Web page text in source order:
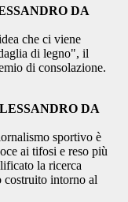
DA
che ci viene
di legno", il
di consolazione.
DA
sportivo è
ai tifosi e reso più
la ricerca
costruito intorno al